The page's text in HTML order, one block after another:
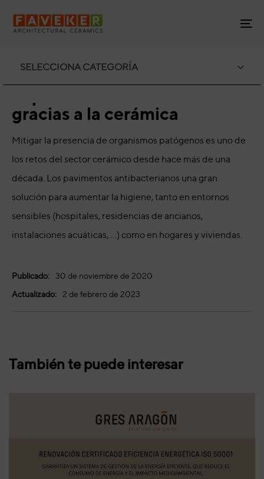
links
to
primary
Skip
NOTICIAS
gracias a la cerámica
Mitigar la presencia de organismos patógenos es uno de
los retos del sector cerámico desde hace más de una
década. Los pavimentos antibacterianos una gran
solución para aumentar la higiene, tanto en entornos
sensibles (hospitales, residencias de ancianos,
instalaciones acuáticas, …) como en hogares y viviendas.
Publicado: 30 de noviembre de 2020
Actualizado:
2 de febrero de 2023
También te puede interesar
SELECCIONA CATEGORÍA